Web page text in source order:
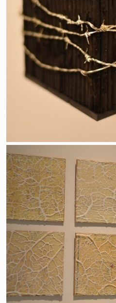
15 au
Espèces